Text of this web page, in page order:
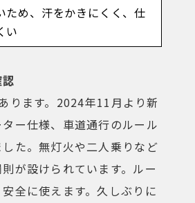
ため、汗をかきにくく、仕
い
ります。2024年11月より新
ー仕様、車道通行のルール
た。無灯火や二人乗りなど
が設けられています。ルー
全に使えます。久しぶりに